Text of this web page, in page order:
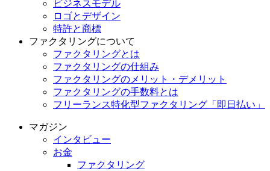
ビジネスモデル
ロゴとデザイン
特許と商標
ファクタリングについて
ファクタリングとは
ファクタリングの仕組み
ファクタリングのメリット・デメリット
ファクタリングの手数料とは
フリーランス特化型ファクタリング「即日払い」
マガジン
インタビュー
お金
ファクタリング